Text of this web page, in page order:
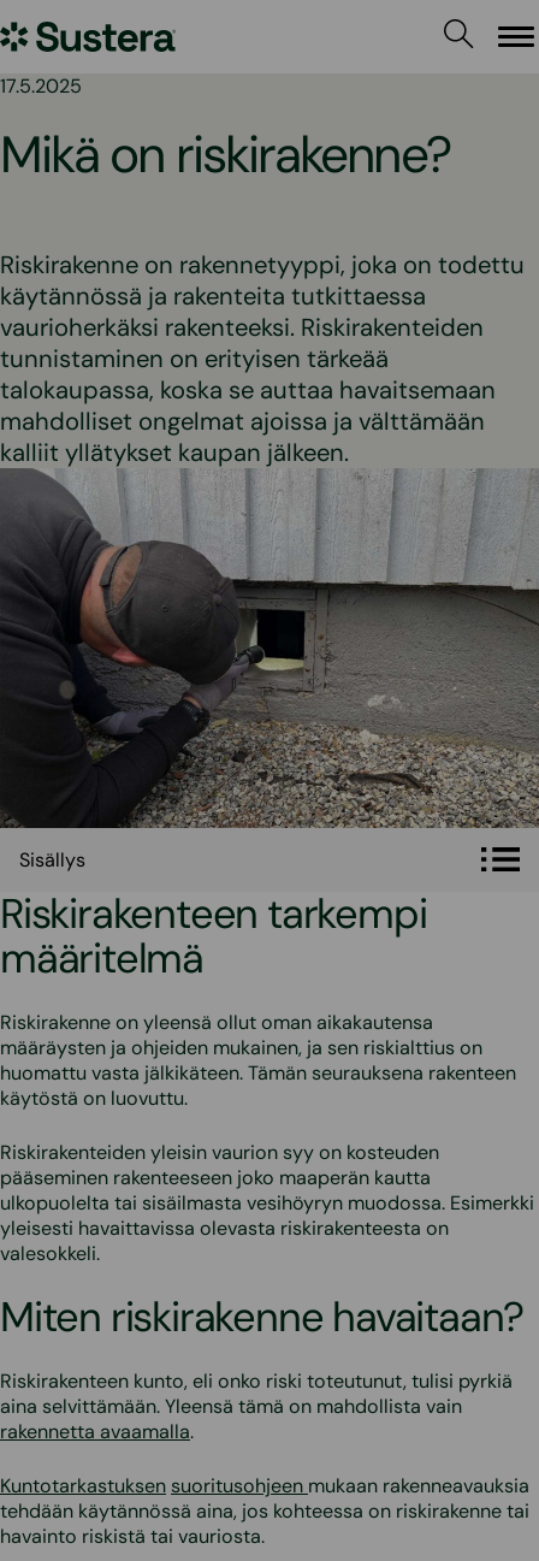
sisältöön
Sustera
17.5.2025
Mikä on riskirakenne?
Riskirakenne on rakennetyyppi, joka on todettu
käytännössä ja rakenteita tutkittaessa
vaurioherkäksi rakenteeksi. Riskirakenteiden
tunnistaminen on erityisen tärkeää
talokaupassa, koska se auttaa havaitsemaan
mahdolliset ongelmat ajoissa ja välttämään
kalliit yllätykset kaupan jälkeen.
Sisällys
Riskirakenteen tarkempi
määritelmä
Riskirakenne on yleensä ollut oman aikakautensa
määräysten ja ohjeiden mukainen, ja sen riskialttius on
huomattu vasta jälkikäteen. Tämän seurauksena rakenteen
käytöstä on luovuttu.
Riskirakenteiden yleisin vaurion syy on kosteuden
pääseminen rakenteeseen joko maaperän kautta
ulkopuolelta tai sisäilmasta vesihöyryn muodossa. Esimerkki
yleisesti havaittavissa olevasta riskirakenteesta on
valesokkeli.
Miten riskirakenne havaitaan?
Riskirakenteen kunto, eli onko riski toteutunut, tulisi pyrkiä
aina selvittämään. Yleensä tämä on mahdollista vain
rakennetta avaamalla.
Kuntotarkastuksen suoritusohjeen mukaan rakenneavauksia
tehdään käytännössä aina, jos kohteessa on riskirakenne tai
havainto riskistä tai vauriosta.